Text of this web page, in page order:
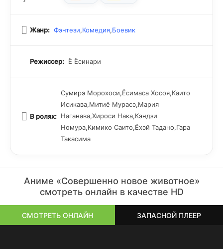
Жанр: Фэнтези,Комедия,Боевик
Режиссер: Ё Ёсинари
В ролях:
Сумирэ Морохоси,Ёсимаса Хосоя,Каито
Исикава,Митиё Мурасэ,Мария
Наганава,Хироси Нака,Кэндзи
Номура,Кимико Саито,Ёхэй Тадано,Гара
Такасима
Аниме «Совершенно новое животное»
смотреть онлайн в качестве HD
СМОТРЕТЬ ОНЛАЙН ЗАПАСНОЙ ПЛЕЕР